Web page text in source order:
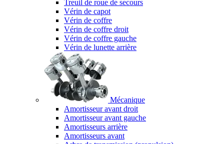
Treuil de roue de secours
Vérin de capot
Vérin de coffre
Vérin de coffre droit
Vérin de coffre gauche
Vérin de lunette arrière
Mécanique
Amortisseur avant droit
Amortisseur avant gauche
Amortisseurs arrière
Amortisseurs avant